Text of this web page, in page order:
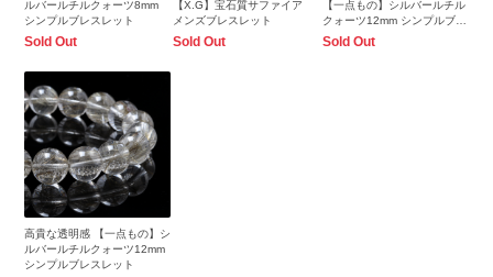
ルバールチルクォーツ8mm
シンプルブレスレット
Sold Out
【X.G】宝石質サファイア
メンズブレスレット
Sold Out
【一点もの】シルバールチル
クォーツ12mm シンプルブレ
スレット
Sold Out
高貴な透明感 【一点もの】シ
ルバールチルクォーツ12mm
シンプルブレスレット